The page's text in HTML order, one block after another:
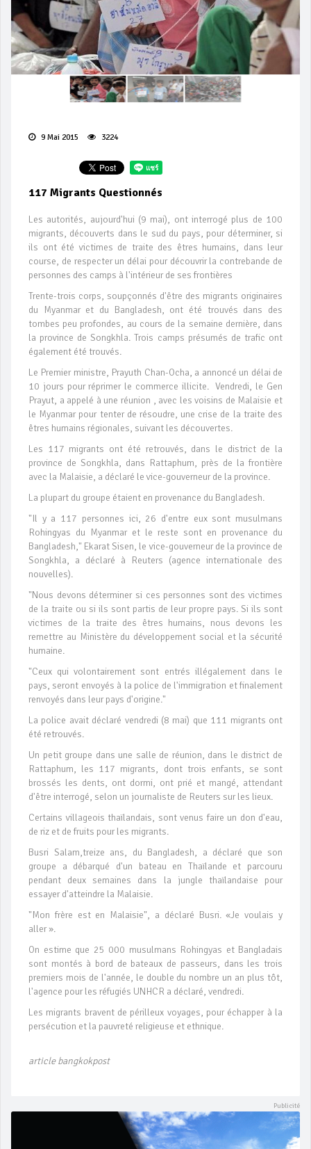
9 Mai 2015 3224
117 Migrants Questionnés
Les autorités, aujourd'hui (9 mai), ont interrogé plus de 100
migrants, découverts dans le sud du pays, pour déterminer, si
ils ont été victimes de traite des êtres humains, dans leur
course, de respecter un délai pour découvrir la contrebande de
personnes des camps à l'intérieur de ses frontières
Trente-trois corps, soupçonnés d'être des migrants originaires
du Myanmar et du Bangladesh, ont été trouvés dans des
tombes peu profondes, au cours de la semaine dernière, dans
la province de Songkhla. Trois camps présumés de trafic ont
également été trouvés.
Le Premier ministre, Prayuth Chan-Ocha, a annoncé un délai de
10 jours pour réprimer le commerce illicite. Vendredi, le Gen
Prayut, a appelé à une réunion , avec les voisins de Malaisie et
le Myanmar pour tenter de résoudre, une crise de la traite des
êtres humains régionales, suivant les découvertes.
Les 117 migrants ont été retrouvés, dans le district de la
province de Songkhla, dans Rattaphum, près de la frontière
avec la Malaisie, a déclaré le vice-gouverneur de la province.
La plupart du groupe étaient en provenance du Bangladesh.
"Il y a 117 personnes ici, 26 d'entre eux sont musulmans
Rohingyas du Myanmar et le reste sont en provenance du
Bangladesh," Ekarat Sisen, le vice-gouverneur de la province de
Songkhla, a déclaré à Reuters (agence internationale des
nouvelles).
"Nous devons déterminer si ces personnes sont des victimes
de la traite ou si ils sont partis de leur propre pays. Si ils sont
victimes de la traite des êtres humains, nous devons les
remettre au Ministère du développement social et la sécurité
humaine.
"Ceux qui volontairement sont entrés illégalement dans le
pays, seront envoyés à la police de l'immigration et finalement
renvoyés dans leur pays d'origine."
La police avait déclaré vendredi (8 mai) que 111 migrants ont
été retrouvés.
Un petit groupe dans une salle de réunion, dans le district de
Rattaphum, les 117 migrants, dont trois enfants, se sont
brossés les dents, ont dormi, ont prié et mangé, attendant
d'être interrogé, selon un journaliste de Reuters sur les lieux.
Certains villageois thaïlandais, sont venus faire un don d'eau,
de riz et de fruits pour les migrants.
Busri Salam,treize ans, du Bangladesh, a déclaré que son
groupe a débarqué d'un bateau en Thaïlande et parcouru
pendant deux semaines dans la jungle thaïlandaise pour
essayer d'atteindre la Malaisie.
"Mon frère est en Malaisie", a déclaré Busri. «Je voulais y
aller ».
On estime que 25 000 musulmans Rohingyas et Bangladais
sont montés à bord de bateaux de passeurs, dans les trois
premiers mois de l'année, le double du nombre un an plus tôt,
l'agence pour les réfugiés UNHCR a déclaré, vendredi.
Les migrants bravent de périlleux voyages, pour échapper à la
persécution et la pauvreté religieuse et ethnique.
article bangkokpost